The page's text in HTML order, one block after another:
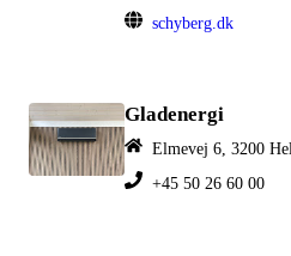
schyberg.dk
Gladenergi
Elmevej 6, 3200
+45 50 26 60 00